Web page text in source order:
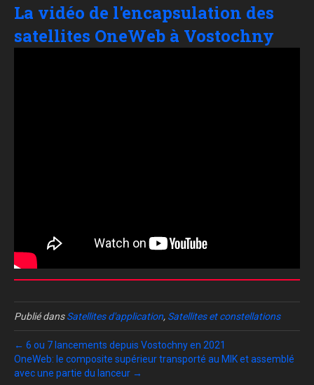
La vidéo de l'encapsulation des
satellites OneWeb à Vostochny
Publié dansSatellites d'application, Satellites et constellations
← 6 ou 7 lancements depuis Vostochny en 2021
OneWeb: le composite supérieur transporté au MIK et assemblé
avec une partie du lanceur →